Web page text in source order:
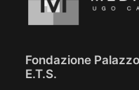
Fondazione
E.T.S.